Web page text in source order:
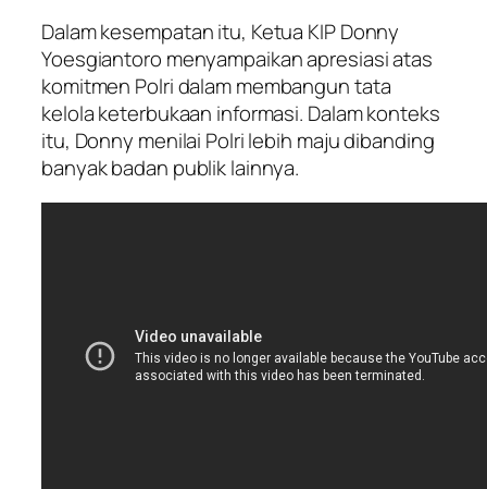
Dalam kesempatan itu, Ketua KIP Donny
Yoesgiantoro menyampaikan apresiasi atas
komitmen Polri dalam membangun tata
kelola keterbukaan informasi. Dalam konteks
itu, Donny menilai Polri lebih maju dibanding
banyak badan publik lainnya.